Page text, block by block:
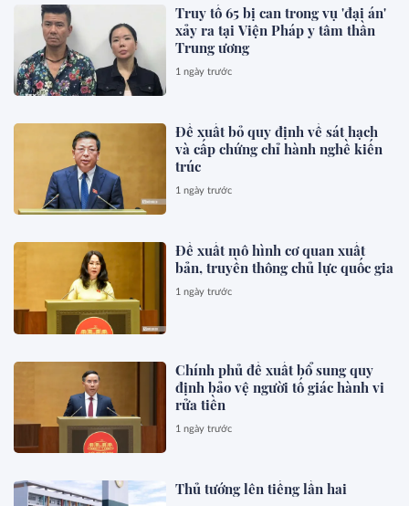
Truy tố 65 bị can trong vụ 'đại án'
xảy ra tại Viện Pháp y tâm thần
Trung ương
1 ngày trước
Đề xuất bỏ quy định về sát hạch
và cấp chứng chỉ hành nghề kiến
trúc
1 ngày trước
Đề xuất mô hình cơ quan xuất
bản, truyền thông chủ lực quốc gia
1 ngày trước
Chính phủ đề xuất bổ sung quy
định bảo vệ người tố giác hành vi
rửa tiền
1 ngày trước
Thủ tướng lên tiếng lần hai